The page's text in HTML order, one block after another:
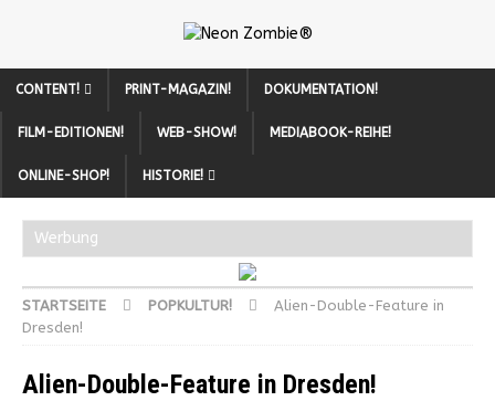
CONTENT! PRINT-MAGAZIN! DOKUMENTATION!
FILM-EDITIONEN! WEB-SHOW! MEDIABOOK-REIHE!
ONLINE-SHOP! HISTORIE!
Werbung
STARTSEITE POPKULTUR!
Alien-Double-Feature in
Dresden!
Alien-Double-Feature in Dresden!